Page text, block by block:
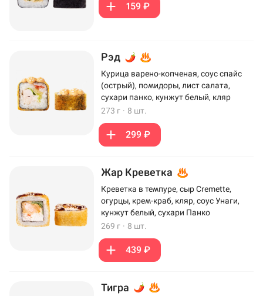
159 ₽
Рэд
Курица варено-копченая, соус спайс
(острый), помидоры, лист салата,
сухари панко, кунжут белый, кляр
273 г · 8 шт.
299 ₽
Жар Креветка
Креветка в темпуре, сыр Cremette,
огурцы, крем-краб, кляр, соус Унаги,
кунжут белый, сухари Панко
269 г · 8 шт.
439 ₽
Тигра